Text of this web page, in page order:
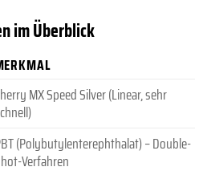
im Überblick
MX Speed Silver (Linear, sehr
(Polybutylenterephthalat) – Double-
Verfahren